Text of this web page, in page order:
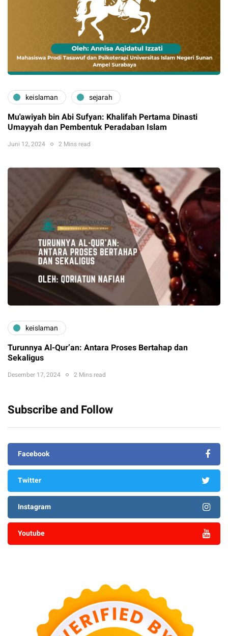
keislaman sejarah
Mu'awiyah bin Abi Sufyan: Khalifah Pertama Dinasti
Umayyah dan Pembentuk Peradaban Islam
Juni 12, 2024 2 Mins read
keislaman
Turunnya Al-Qur’an: Antara Proses Bertahap dan
Sekaligus
Desember 17, 2024 2 Mins read
Subscribe and Follow
Facebook
Twitter
Instagram
Youtube